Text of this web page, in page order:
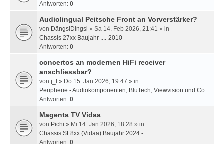
Antworten: 0
Audiolingual Peitsche Front an Vorverstärker?
von DängsiDingsi » Sa 14. Feb 2026, 21:41 » in
Chassis 27xx Baujahr ....-2010
Antworten: 0
concertos an modernen HiFi receiver
anschliessbar?
von j_l
» Do 15. Jan 2026, 19:47 » in
Peripherie - Audiokomponenten, BluTech, Viewvision und Co.
Antworten: 0
Magenta TV Vidaa
von Pichi » Mi 14. Jan 2026, 18:28 » in
Chassis SL8xx (Vidaa) Baujahr 2024 - …
Antworten: 0